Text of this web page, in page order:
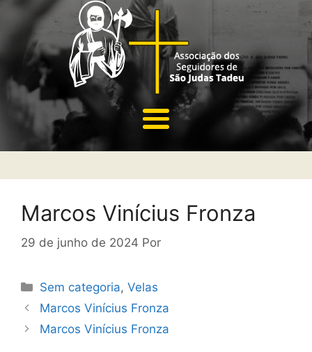
Marcos Vinícius Fronza
29 de junho de 2024 Por
Sem categoria,Velas
Marcos Vinícius Fronza
Marcos Vinícius Fronza